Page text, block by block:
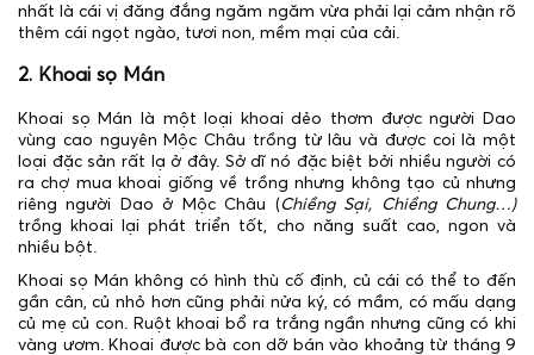
nhất là cái vị đăng đắng ngăm ngăm vừa phải lại cảm nhận rõ
thêm cái ngọt ngào, tươi non, mềm mại của cải.
2. Khoai sọ Mán
Khoai sọ Mán là một loại khoai dẻo thơm được người Dao
vùng cao nguyên Mộc Châu trồng từ lâu và được coi là một
loại đặc sản rất lạ ở đây. Sở dĩ nó đặc biệt bởi nhiều người có
ra chợ mua khoai giống về trồng nhưng không tạo củ nhưng
riêng người Dao ở Mộc Châu (Chiềng Sại, Chiềng Chung…)
trồng khoai lại phát triển tốt, cho năng suất cao, ngon và
nhiều bột.
Khoai sọ Mán không có hình thù cố định, củ cái có thể to đến
gần cân, củ nhỏ hơn cũng phải nửa ký, có mầm, có mấu dạng
củ mẹ củ con. Ruột khoai bổ ra trắng ngần nhưng cũng có khi
vàng ươm. Khoai được bà con dỡ bán vào khoảng từ tháng 9